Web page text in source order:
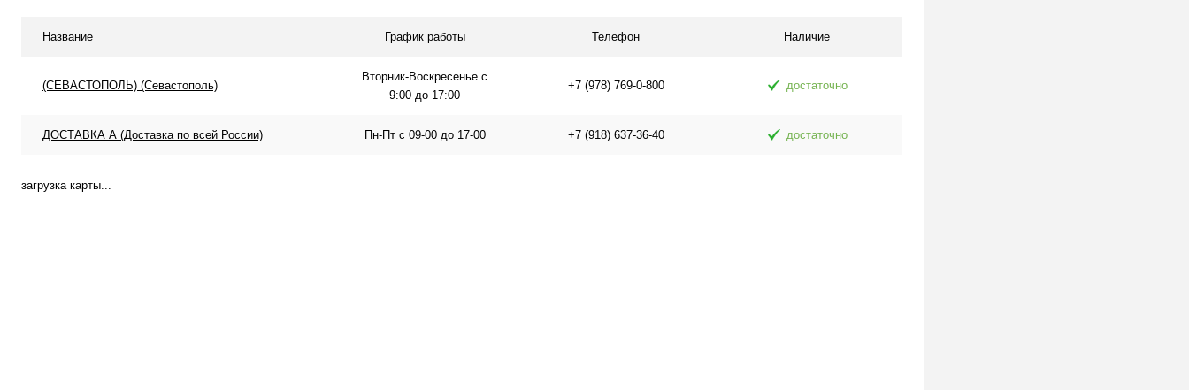
Название График работы Телефон Наличие
(СЕВАСТОПОЛЬ) (Севастополь)
Вторник-Воскресенье с
9:00 до 17:00
+7 (978) 769-0-800 достаточно
ДОСТАВКА А (Доставка по всей России) Пн-Пт с 09-00 до 17-00 +7 (918) 637-36-40 достаточно
загрузка карты...